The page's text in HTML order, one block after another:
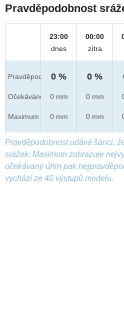
Pravděpodobnost
Pravděpod.
Očekáváno
Maximum
23:00
dnes
0 %
0 mm
0 mm
00:00
zítra
0 %
0 mm
0 mm
Pravděpodobnost udává šanci,
srážek. Maximum zobrazuje
očekávaný úhrn pak
vychází ze 40 výstupů modelu.